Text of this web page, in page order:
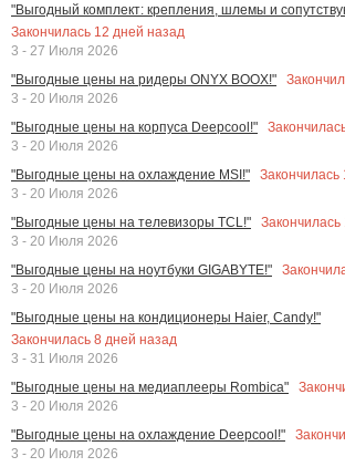
"Выгодный комплект: крепления, шлемы и
Закончилась 12 дней назад
3 - 27 Июля 2026
"Выгодные цены на ридеры ONYX BOOX!"
3 - 20 Июля 2026
"Выгодные цены на корпуса Deepcool!"
3 - 20 Июля 2026
"Выгодные цены на охлаждение MSI!"
Закончилась
3 - 20 Июля 2026
"Выгодные цены на телевизоры TCL!"
Закончилась
3 - 20 Июля 2026
"Выгодные цены на ноутбуки GIGABYTE!"
3 - 20 Июля 2026
"Выгодные цены на кондиционеры Haier, Candy!"
Закончилась 8 дней назад
3 - 31 Июля 2026
"Выгодные цены на медиаплееры Rombica"
3 - 20 Июля 2026
"Выгодные цены на охлаждение Deepcool!"
3 - 20 Июля 2026